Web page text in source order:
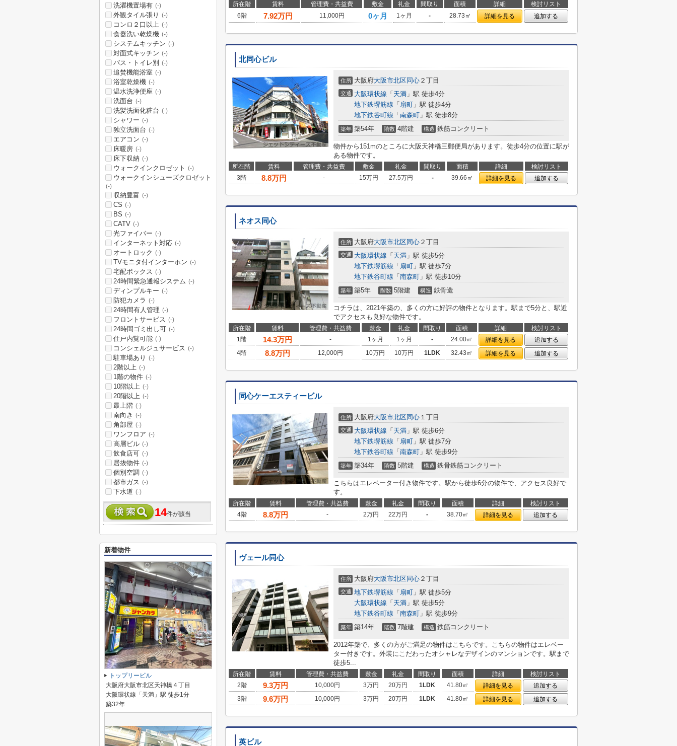
所在階 賃料 管理費・共益費 敷金 礼金 間取り 面積 詳細
検討リスト
6階
7.92万円 11,000円 0ヶ月 1ヶ月 - 28.73㎡ 詳細を見る 追加する
北同心ビル
住所 大阪府大阪市北区同心 ２丁目
交通 大阪環状線 「 天満 」駅 徒歩4分
地下鉄堺筋線 「 扇町 」駅 徒歩4分
地下鉄谷町線 「 南森町 」駅 徒歩8分
築年 築54年 階数 4階建 構造 鉄筋コンクリート
物件から151mのところに大阪天神橋三郵便局があります。徒歩4分の位置に駅が
ある物件です。
所在階 賃料 管理費・共益費 敷金 礼金 間取り 面積 詳細
検討リスト
3階
8.8万円 - 15万円 27.5万円 - 39.66㎡ 詳細を見る 追加する
ネオス同心
住所 大阪府大阪市北区同心 ２丁目
交通 大阪環状線 「 天満 」駅 徒歩5分
地下鉄堺筋線 「 扇町 」駅 徒歩7分
地下鉄谷町線 「 南森町 」駅 徒歩10分
築年 築5年 階数 5階建 構造 鉄骨造
コチラは、2021年築の、多くの方に好評の物件となります。駅まで5分と、駅近
でアクセスも良好な物件です。
所在階 賃料 管理費・共益費 敷金 礼金 間取り 面積 詳細
検討リスト
1階
14.3万円 - 1ヶ月 1ヶ月 - 24.00㎡ 詳細を見る
追加する
4階
8.8万円 12,000円 10万円 10万円 1LDK 32.43㎡ 詳細を見る 追加する
同心ケーエスティービル
住所 大阪府大阪市北区同心 １丁目
交通 大阪環状線 「 天満 」駅 徒歩6分
地下鉄堺筋線 「 扇町 」駅 徒歩7分
地下鉄谷町線 「 南森町 」駅 徒歩9分
築年 築34年 階数 5階建 構造 鉄骨鉄筋コンクリート
こちらはエレベーター付き物件です。駅から徒歩6分の物件で、アクセス良好で
す。
所在階 賃料 管理費・共益費 敷金 礼金 間取り 面積 詳細
検討リスト
4階
8.8万円 - 2万円 22万円 - 38.70㎡ 詳細を見る 追加する
ヴェール同心
住所 大阪府大阪市北区同心 ２丁目
交通 地下鉄堺筋線 「 扇町 」駅 徒歩5分
大阪環状線 「 天満 」駅 徒歩5分
地下鉄谷町線 「 南森町 」駅 徒歩9分
築年 築14年 階数 7階建 構造 鉄筋コンクリート
2012年築で、多くの方がご満足の物件はこちらです。こちらの物件はエレベー
ター付きです。外装にこだわったオシャレなデザインのマンションです。駅まで
徒歩5...
所在階 賃料 管理費・共益費 敷金 礼金 間取り 面積 詳細
検討リスト
2階
9.3万円 10,000円 3万円 20万円 1LDK 41.80㎡ 詳細を見る
追加する
3階
9.6万円 10,000円 3万円 20万円 1LDK 41.80㎡ 詳細を見る 追加する
英ビル
洗濯機置場有 (-)
外観タイル張り (-)
コンロ２口以上 (-)
食器洗い乾燥機 (-)
システムキッチン (-)
対面式キッチン (-)
バス・トイレ別 (-)
追焚機能浴室 (-)
浴室乾燥機 (-)
温水洗浄便座 (-)
洗面台 (-)
洗髪洗面化粧台 (-)
シャワー (-)
独立洗面台 (-)
エアコン (-)
床暖房 (-)
床下収納 (-)
ウォークインクロゼット (-)
ウォークインシューズクロゼット
(-)
収納豊富 (-)
CS (-)
BS (-)
CATV (-)
光ファイバー (-)
インターネット対応 (-)
オートロック (-)
TVモニタ付インターホン (-)
宅配ボックス (-)
24時間緊急通報システム (-)
ディンプルキー (-)
防犯カメラ (-)
24時間有人管理 (-)
フロントサービス (-)
24時間ゴミ出し可 (-)
住戸内覧可能 (-)
コンシェルジュサービス (-)
駐車場あり (-)
2階以上 (-)
1階の物件 (-)
10階以上 (-)
20階以上 (-)
最上階 (-)
南向き (-)
角部屋 (-)
ワンフロア (-)
高層ビル (-)
飲食店可 (-)
居抜物件 (-)
個別空調 (-)
都市ガス (-)
下水道 (-)
14件が該当
新着物件
トップリービル
大阪府大阪市北区天神橋４丁目
大阪環状線「天満」駅 徒歩1分
築32年